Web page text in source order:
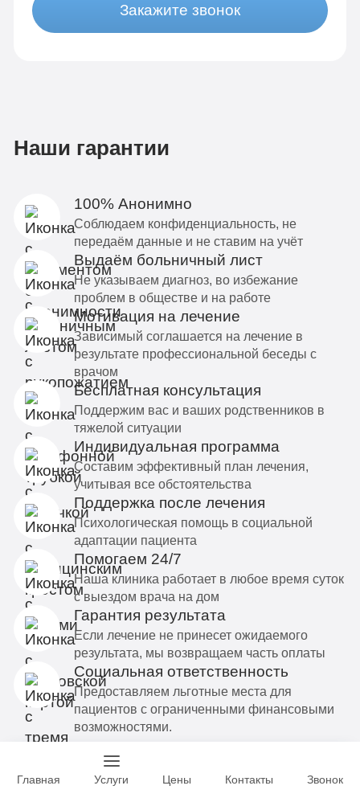
Закажите звонок
Наши гарантии
100% Анонимно
Соблюдаем конфиденциальность, не
передаём данные и не ставим на учёт
Выдаём больничный лист
Не указываем диагноз, во избежание
проблем в обществе и на работе
Мотивация на лечение
Зависимый соглашается на лечение в
результате профессиональной беседы с
врачом
Бесплатная консультация
Поддержим вас и ваших родственников в
тяжелой ситуации
Индивидуальная программа
Составим эффективный план лечения,
учитывая все обстоятельства
Поддержка после лечения
Психологическая помощь в социальной
адаптации пациента
Помогаем 24/7
Наша клиника работает в любое время суток
с выездом врача на дом
Гарантия результата
Если лечение не принесет ожидаемого
результата, мы возвращаем часть оплаты
Социальная ответственность
Предоставляем льготные места для
пациентов с ограниченными финансовыми
возможностями.
Главная Услуги Цены Контакты Звонок